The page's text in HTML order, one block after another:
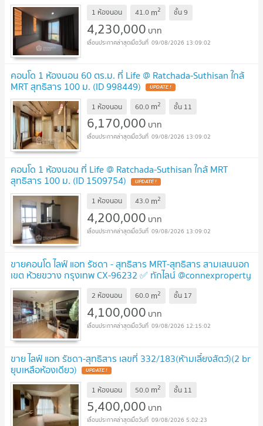
1 ห้องนอน 41.0 m2 ชั้น9
4,230,000 บาท
09/08/2026 13:09:02
คอนโด 1 ห้องนอน 60 ตร.ม. ที่ Life @ Ratchada-Suthisan ใกล้
MRT สุทธิสาร 100 ม. (ID 998449)
1 ห้องนอน 60.0 m2 ชั้น 11
6,170,000 บาท
09/08/2026 13:09:02
คอนโด 1 ห้องนอน ที่ Life @ Ratchada-Suthisan ใกล้ MRT
สุทธิสาร 100 ม. (ID 1509754)
1 ห้องนอน 43.0 m2
4,200,000 บาท
09/08/2026 13:09:02
ขายคอนโด ไลฟ์ แอท รัชดา - สุทธิสาร MRT-สุทธิสาร สามเสนนอก
เขต ห้วยขวาง กรุงเทพ CX-96232 ✅ ทักไลน์ @connexproperty
ตอบทันที ทีมงานมืออาชีพ ✅
2 ห้องนอน 60.0 m2 ชั้น 17
4,100,000 บาท
09/08/2026 12:15:02
ขาย ไลฟ์ แอท รัชดา-สุทธิสาร เลขที่ 332/183(ห้ามเลี้ยงสัตว์)(2 br
ยุบเหลือห้องเดียว)
1 ห้องนอน 50.0 m2 ชั้น 11
5,400,000 บาท
09/08/2026 5:02:23